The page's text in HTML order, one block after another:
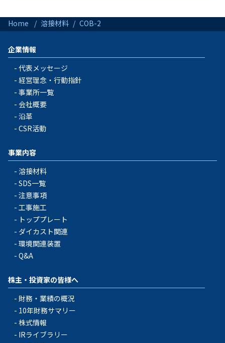
Home 溶接材料 COB-2
企業情報
代表メッセージ
経営理念・行動指針
事業所一覧
会社概要
沿革
CSR活動
事業内容
溶接材料
SDS一覧
注意事項
工事施工
トッププレート
ダイカスト関連
環境関連装置
Q&A
株主・投資家の皆様へ
財務・業績の概況
10年財務サマリー
株式情報
IRライブラリー